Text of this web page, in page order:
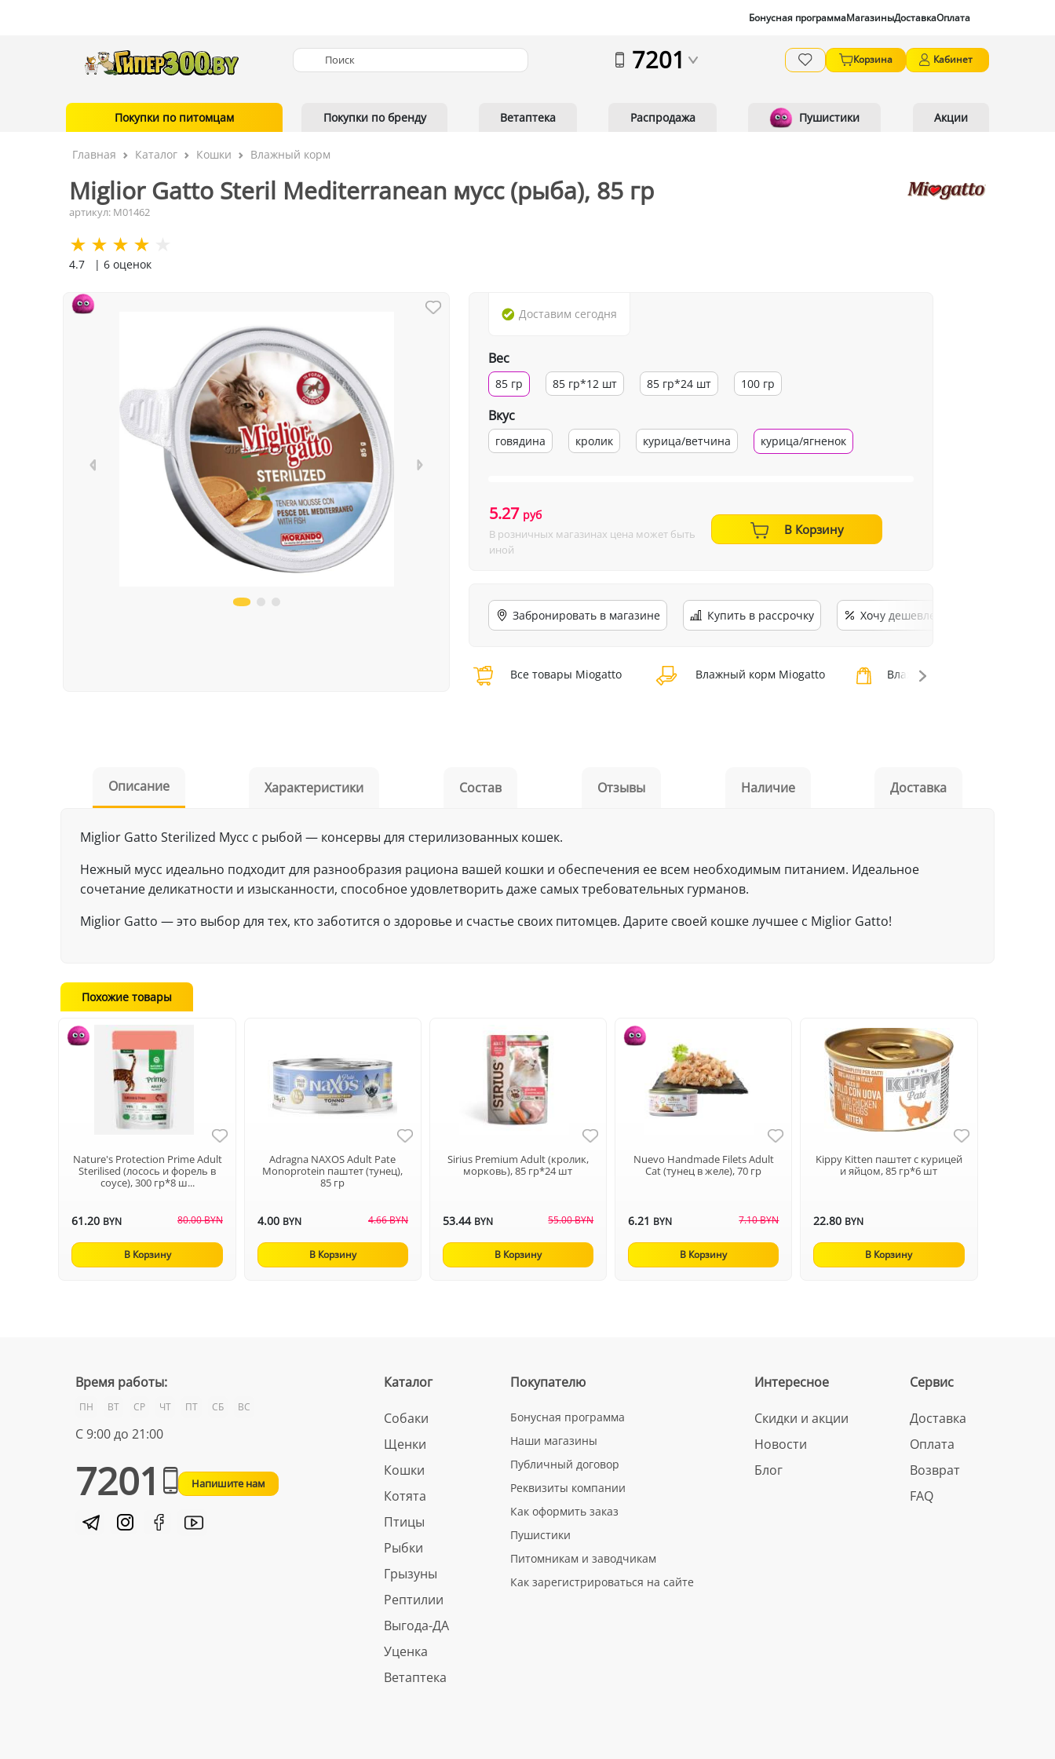
Бонусная программаМагазиныДоставкаОплата
7201 Корзина Кабинет
Покупки по питомцам Покупки по бренду Ветаптека Распродажа Пушистики Акции
Главная Каталог Кошки Влажный корм
Miglior Gatto Steril Mediterranean мусс (рыба), 85 гр
артикул: M01462
4.7 | 6 оценок
Доставим сегодня
Вес
85 гр 85 гр*12 шт 85 гр*24 шт 100 гр
Вкус
говядина кролик курица/ветчина курица/ягненок
5.27 руб
В розничных магазинах цена может быть
иной
В Корзину
Забронировать в магазине Купить в рассрочку Хочу дешевле
Все товары Miogatto Влажный корм Miogatto Влажный корм
Описание Характеристики Состав Отзывы Наличие Доставка
Miglior Gatto Sterilized Мусс с рыбой — консервы для стерилизованных кошек.
Нежный мусс идеально подходит для разнообразия рациона вашей кошки и обеспечения ее всем необходимым питанием. Идеальное
сочетание деликатности и изысканности, способное удовлетворить даже самых требовательных гурманов.
Miglior Gatto — это выбор для тех, кто заботится о здоровье и счастье своих питомцев. Дарите своей кошке лучшее с Miglior Gatto!
Похожие товары
Nature's Protection Prime Adult
Sterilised (лосось и форель в
соусе), 300 гр*8 ш...
61.20 BYN 80.00 BYN
В Корзину
Adragna NAXOS Adult Pate
Monoprotein паштет (тунец),
85 гр
4.00 BYN 4.66 BYN
В Корзину
Sirius Premium Adult (кролик,
морковь), 85 гр*24 шт
53.44 BYN 55.00 BYN
В Корзину
Nuevo Handmade Filets Adult
Cat (тунец в желе), 70 гр
6.21 BYN 7.10 BYN
В Корзину
Kippy Kitten паштет с курицей
и яйцом, 85 гр*6 шт
22.80 BYN
В Корзину
Время работы:
ПН ВТ СР ЧТ ПТ СБ ВС
С 9:00 до 21:00
7201 Напишите нам
Каталог
Собаки
Щенки
Кошки
Котята
Птицы
Рыбки
Грызуны
Рептилии
Выгода-ДА
Уценка
Ветаптека
Покупателю
Бонусная программа
Наши магазины
Публичный договор
Реквизиты компании
Как оформить заказ
Пушистики
Питомникам и заводчикам
Как зарегистрироваться на сайте
Интересное
Скидки и акции
Новости
Блог
Сервис
Доставка
Оплата
Возврат
FAQ